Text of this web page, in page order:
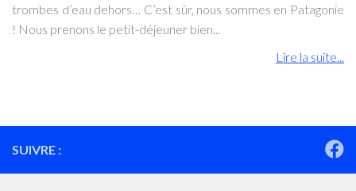
trombes d’eau dehors… C’est sûr, nous sommes en Patagonie
! Nous prenons le petit-déjeuner bien...
Lire la suite...
SUIVRE :